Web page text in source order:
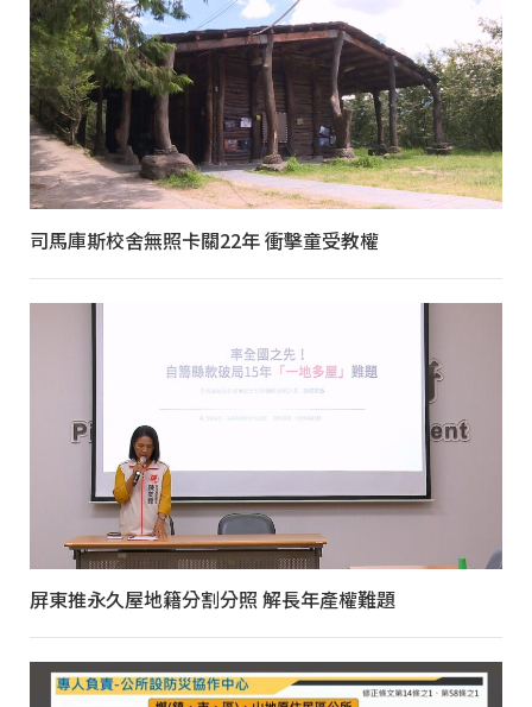
司馬庫斯校舍無照卡關22年 衝擊童受教權
屏東推永久屋地籍分割分照 解長年產權難題